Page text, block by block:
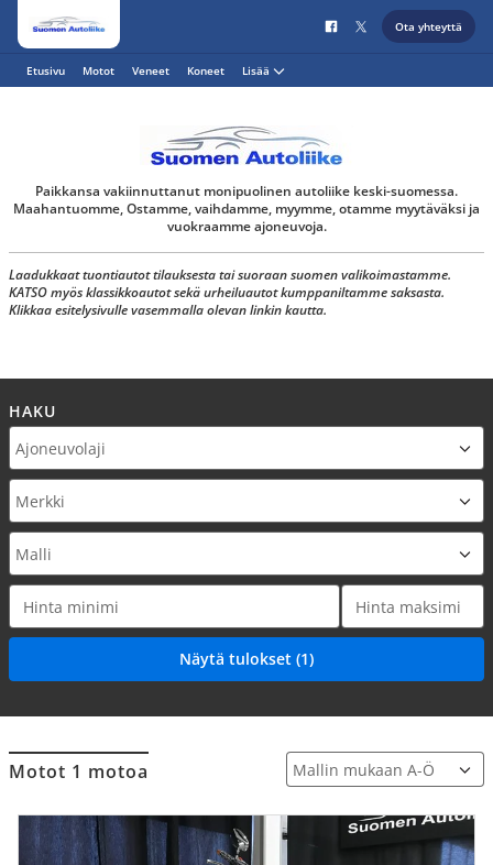
Ota yhteyttä
Etusivu Motot Veneet Koneet Lisää
Paikkansa vakiinnuttanut monipuolinen autoliike keski-suomessa.
Maahantuomme, Ostamme, vaihdamme, myymme, otamme myytäväksi ja
vuokraamme ajoneuvoja.
Laadukkaat tuontiautot tilauksesta tai suoraan suomen valikoimastamme.
KATSO myös klassikkoautot sekä urheiluautot kumppaniltamme saksasta.
Klikkaa esitelysivulle vasemmalla olevan linkin kautta.
HAKU
Motot 1 motoa